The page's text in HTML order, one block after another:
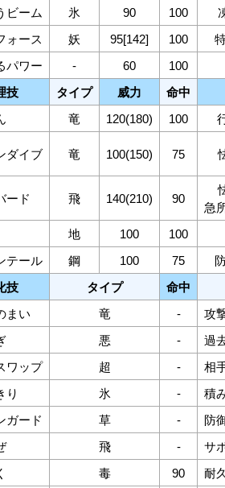
ビーム
氷 90 100
ォース
妖 95[142] 100
パワー
- 60 100
技
タイプ 威力 命中
竜 120(180) 100
ダイブ 竜 100(150) 75
ード 飛 140(210) 90
急
地 100 100
テール
鋼 100 75
技
タイプ 命中
まい
竜 -
攻
悪 -
過
ワップ
超 -
相
り
氷 -
積
ガード
草 -
防
飛 -
サ
毒 90
耐